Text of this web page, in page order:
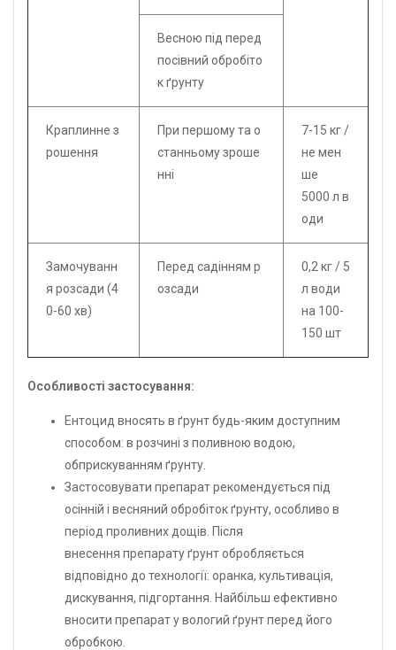
Весною під перед
посівний обробіто
к ґрунту
Краплинне з
рошення
При першому та о
станньому зроше
нні
7-15 кг /
не мен
ше
5000 л в
оди
Замочуванн
я розсади (4
0-60 хв)
Перед садінням р
озсади
0,2 кг / 5
л води
на 100-
150 шт
Особливості застосування:
Ентоцид вносять в ґрунт будь-яким доступним
способом: в розчині з поливною водою,
обприскуванням ґрунту.
Застосовувати препарат рекомендується під
осінній і весняний обробіток ґрунту, особливо в
період проливних дощів. Після
внесення препарату ґрунт обробляється
відповідно до технології: оранка, культивація,
дискування, підгортання. Найбільш ефективно
вносити препарат у вологий ґрунт перед його
обробкою.